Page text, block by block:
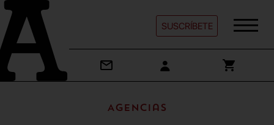
SUSCRÍBETE
Agencias